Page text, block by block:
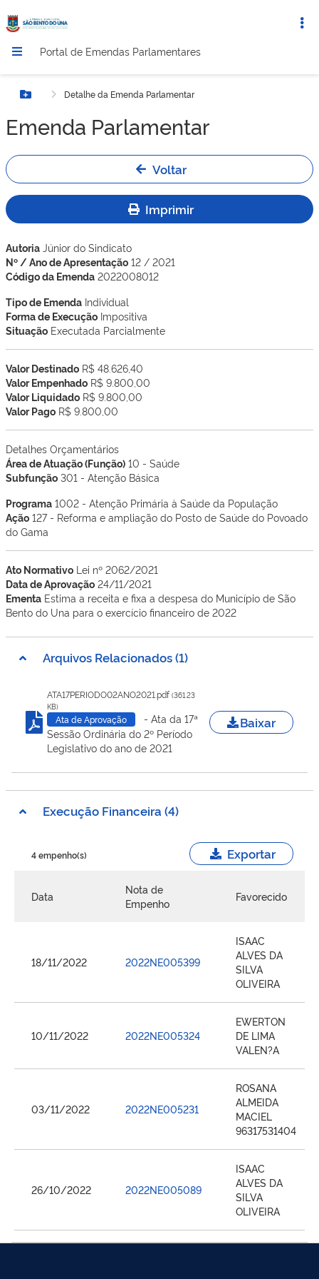
Portal de Emendas Parlamentares
Botão MenuDetalhe da Emenda Parlamentar
Emenda Parlamentar
Voltar
Imprimir
Autoria Júnior do Sindicato
Nº / Ano de Apresentação 12 / 2021
Código da Emenda 2022008012
Tipo de Emenda Individual
Forma de Execução Impositiva
Situação Executada Parcialmente
Valor Destinado R$ 48.626,40
Valor Empenhado R$ 9.800,00
Valor Liquidado R$ 9.800,00
Valor Pago R$ 9.800,00
Detalhes Orçamentários
Área de Atuação (Função) 10 - Saúde
Subfunção 301 - Atenção Básica
Programa 1002 - Atenção Primária à Saúde da População
Ação 127 - Reforma e ampliação do Posto de Saúde do Povoado
do Gama
Ato Normativo Lei nº 2062/2021
Data de Aprovação 24/11/2021
Ementa Estima a receita e fixa a despesa do Município de São
Bento do Una para o exercício financeiro de 2022
Arquivos Relacionados (1)
ATA17PERIODO02ANO2021.pdf(361.23
KB)
Ata de Aprovação
- Ata da 17ª
Sessão Ordinária do 2º Período
Legislativo do ano de 2021
Baixar
Execução Financeira (4)
4 empenho(s) Exportar
Data
Nota de
Empenho
Favorecido
18/11/2022 2022NE005399
ISAAC
ALVES DA
SILVA
OLIVEIRA
10/11/2022 2022NE005324
EWERTON
DE LIMA
VALEN?A
03/11/2022 2022NE005231
ROSANA
ALMEIDA
MACIEL
96317531404
26/10/2022 2022NE005089
ISAAC
ALVES DA
SILVA
OLIVEIRA